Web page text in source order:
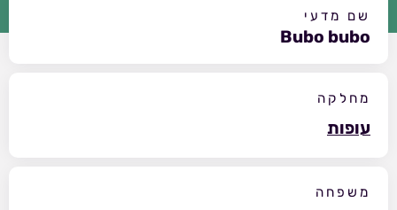
שם מדעי
Bubo bubo
מחלקה
עופות
משפחה